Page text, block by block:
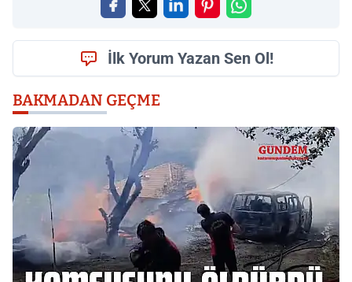
İlk Yorum Yazan Sen Ol!
BAKMADAN GEÇME